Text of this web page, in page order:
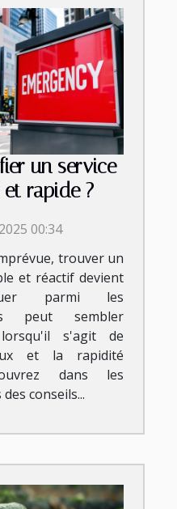
un service
rapide ?
00:34
trouver un
et réactif devient
parmi les
peut sembler
s'agit de
et la rapidité
dans les
conseils...